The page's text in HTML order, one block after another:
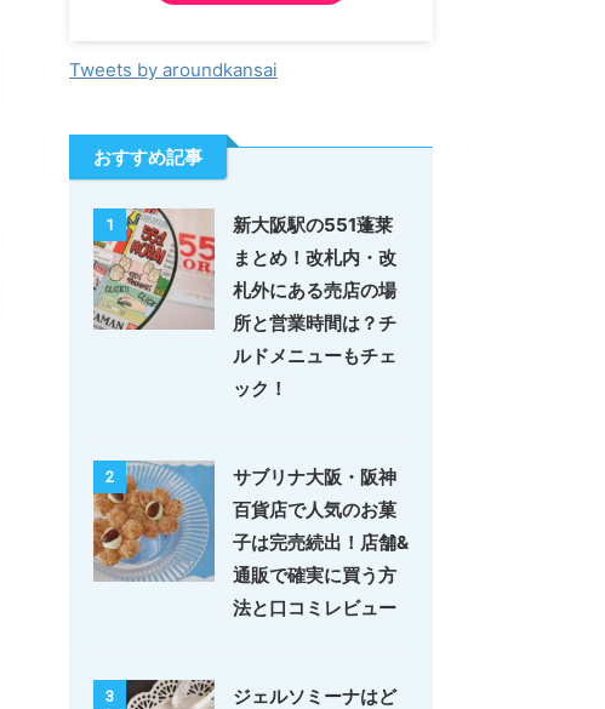
Tweets by aroundkansai
おすすめ記事
1
新大阪駅の551蓬莱
まとめ！改札内・改
札外にある売店の場
所と営業時間は？チ
ルドメニューもチェ
ック！
2
サブリナ大阪・阪神
百貨店で人気のお菓
子は完売続出！店舗&
通販で確実に買う方
法と口コミレビュー
3
ジェルソミーナはど